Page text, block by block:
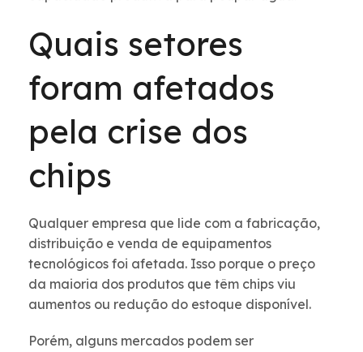
Quais setores
foram afetados
pela crise dos
chips
Qualquer empresa que lide com a fabricação,
distribuição e venda de equipamentos
tecnológicos foi afetada. Isso porque o preço
da maioria dos produtos que têm chips viu
aumentos ou redução do estoque disponível.
Porém, alguns mercados podem ser